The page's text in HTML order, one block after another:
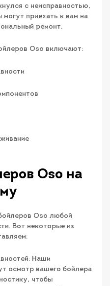
с неисправностью,
приехать к вам на
ремонт.
Oso включают:
Oso на
Oso любой
Вот некоторые из
Наши
осмотр вашего бойлера
чтобы